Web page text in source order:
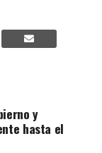
y
hasta el